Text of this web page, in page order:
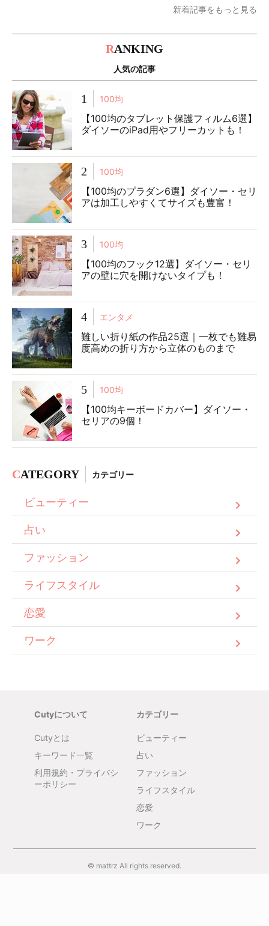
新着記事をもっと見る
RANKING
人気の記事
1 100均
【100均のタブレット保護フィルム6選】
ダイソーのiPad用やフリーカットも！
2 100均
【100均のプラダン6選】ダイソー・セリ
アは加工しやすくてサイズも豊富！
3 100均
【100均のフック12選】ダイソー・セリ
アの壁に穴を開けないタイプも！
4 エンタメ
難しい折り紙の作品25選｜一枚でも難易
度高めの折り方から立体のものまで
5 100均
【100均キーボードカバー】ダイソー・
セリアの9個！
CATEGORY カテゴリー
ビューティー
占い
ファッション
ライフスタイル
恋愛
ワーク
Cutyについて
Cutyとは
キーワード一覧
利用規約・プライバシ
ーポリシー
カテゴリー
ビューティー
占い
ファッション
ライフスタイル
恋愛
ワーク
© mattrz All rights reserved.